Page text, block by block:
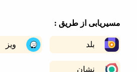
از طریق :
ویز
نشان